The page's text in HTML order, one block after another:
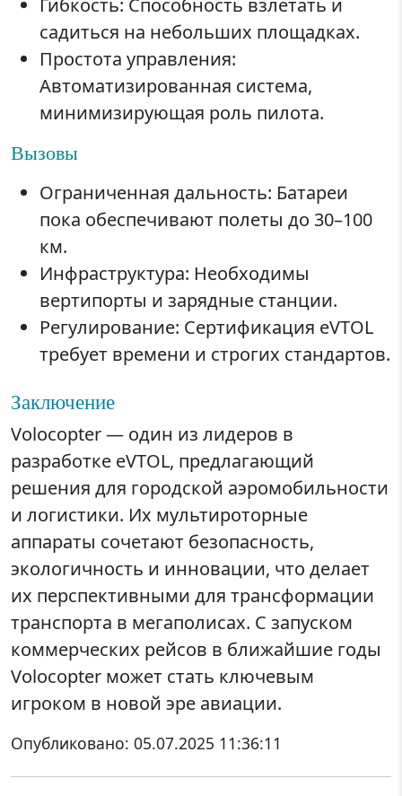
Гибкость: Способность взлетать и
садиться на небольших площадках.
Простота управления:
Автоматизированная система,
минимизирующая роль пилота.
Вызовы
Ограниченная дальность: Батареи
пока обеспечивают полеты до 30–100
км.
Инфраструктура: Необходимы
вертипорты и зарядные станции.
Регулирование: Сертификация eVTOL
требует времени и строгих стандартов.
Заключение
Volocopter — один из лидеров в
разработке eVTOL, предлагающий
решения для городской аэромобильности
и логистики. Их мультироторные
аппараты сочетают безопасность,
экологичность и инновации, что делает
их перспективными для трансформации
транспорта в мегаполисах. С запуском
коммерческих рейсов в ближайшие годы
Volocopter может стать ключевым
игроком в новой эре авиации.
Опубликовано: 05.07.2025 11:36:11